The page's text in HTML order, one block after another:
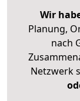
Wir
Planung,
nach
Netzwerk